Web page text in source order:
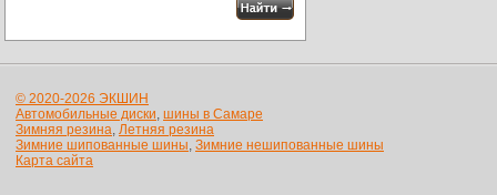
© 2020-2026 ЭКШИН
Автомобильные диски, шины в Самаре
Зимняя резина, Летняя резина
Зимние шипованные шины, Зимние нешипованные шины
Карта сайта